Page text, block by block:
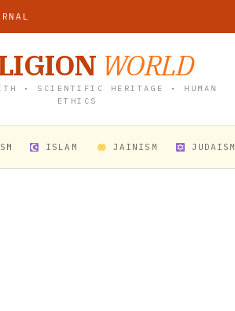
WORLD
• SCIENTIFIC HERITAGE • HUMAN
ETHICS
ISLAM JAINISM JUDAISM